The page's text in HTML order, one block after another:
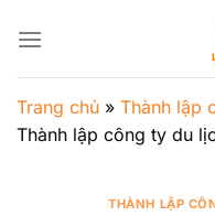
qua
dung
Trang chủ » Thành lập
Thành lập công ty du
THÀNH LẬP